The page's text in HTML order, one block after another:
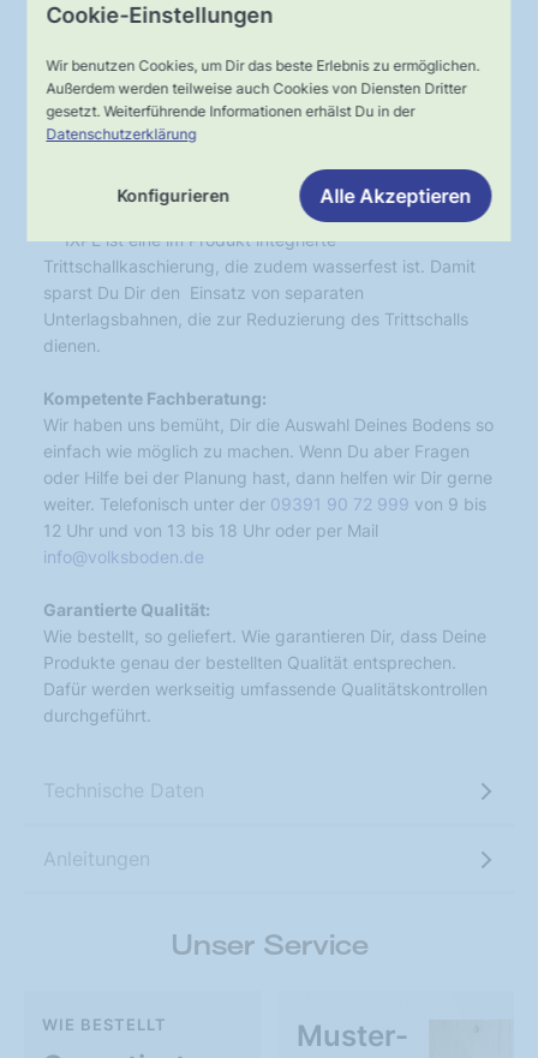
Cookie-Einstellungen
Wir benutzen Cookies, um Dir das beste Erlebnis zu ermöglichen.
Außerdem werden teilweise auch Cookies von Diensten Dritter
gesetzt. Weiterführende Informationen erhälst Du in der
Datenschutzerklärung
Konfigurieren Alle Akzeptieren
Composite, das ist ein Gemisch aus Kalk- oder Steinmehl
mineralische Trägerplatte besonders robust und
formstabil ist. Außerdem ist dadurch auch die
Klickverbindung stabiler, da das Klicksystem Bestandteil
auch unempfindlich gegen Feuchtigkeit.
** IXPE ist eine im Produkt integrierte
Trittschallkaschierung, die zudem wasserfest ist. Damit
sparst Du Dir den Einsatz von separaten
Unterlagsbahnen, die zur Reduzierung des Trittschalls
dienen.
Kompetente Fachberatung:
Wir haben uns bemüht, Dir die Auswahl Deines Bodens so
einfach wie möglich zu machen. Wenn Du aber Fragen
oder Hilfe bei der Planung hast, dann helfen wir Dir gerne
weiter. Telefonisch unter der 09391 90 72 999 von 9 bis
12 Uhr und von 13 bis 18 Uhr oder per Mail
info@volksboden.de
Garantierte Qualität:
Wie bestellt, so geliefert. Wie garantieren Dir, dass Deine
Produkte genau der bestellten Qualität entsprechen.
Dafür werden werkseitig umfassende Qualitätskontrollen
durchgeführt.
Technische Daten
Anleitungen
Unser Service
WIE BESTELLT
Muster-